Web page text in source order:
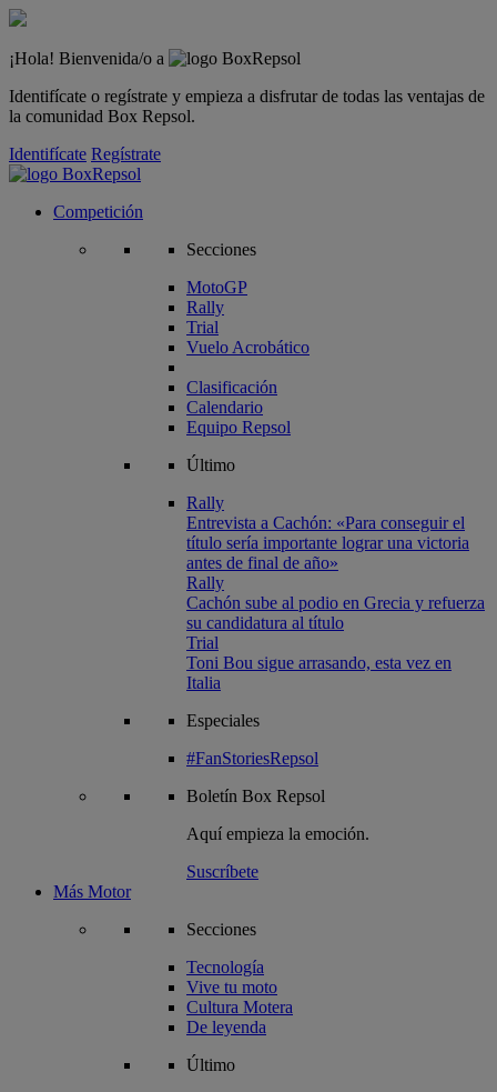
¡Hola! Bienvenida/o a
Identifícate o regístrate y empieza a disfrutar de todas las ventajas de
la comunidad Box Repsol.
Identifícate Regístrate
Competición
Secciones
MotoGP
Rally
Trial
Vuelo Acrobático
Clasificación
Calendario
Equipo Repsol
Último
Rally
Entrevista a Cachón: «Para conseguir el
título sería importante lograr una victoria
antes de final de año»
Rally
Cachón sube al podio en Grecia y refuerza
su candidatura al título
Trial
Toni Bou sigue arrasando, esta vez en
Italia
Especiales
#FanStoriesRepsol
Boletín Box Repsol
Aquí empieza la emoción.
Suscríbete
Más Motor
Secciones
Tecnología
Vive tu moto
Cultura Motera
De leyenda
Último